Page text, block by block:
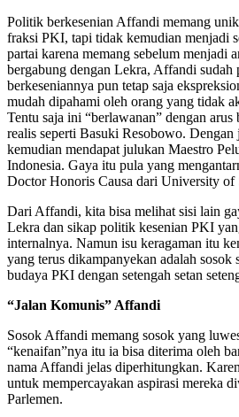
Politik berkesenian Affandi memang
fraksi PKI, tapi tidak kemudian menjadi
partai karena memang sebelum menjadi
bergabung dengan Lekra, Affandi sudah
berkeseniannya pun tetap saja
mudah dipahami oleh orang yang tidak
Tentu saja ini “berlawanan” dengan
realis seperti Basuki Resobowo. Dengan
kemudian mendapat julukan Maestro
Indonesia. Gaya itu pula yang
Doctor Honoris Causa dari University of
Dari Affandi, kita bisa melihat sisi lain
Lekra dan sikap politik kesenian PKI
internalnya. Namun isu keragaman itu
yang terus dikampanyekan adalah
budaya PKI dengan setengah setan
“Jalan Komunis” Affandi
Sosok Affandi memang sosok yang
“kenaifan”nya itu ia bisa diterima oleh
nama Affandi jelas diperhitungkan.
untuk mempercayakan aspirasi mereka
Parlemen.